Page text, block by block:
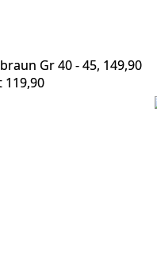
Gr 40 - 45, 149,90
119,90